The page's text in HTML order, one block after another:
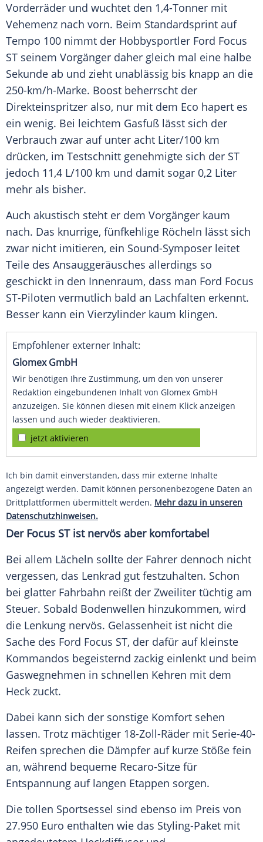
Vorderräder und wuchtet den 1,4-Tonner mit
Vehemenz nach vorn. Beim Standardsprint auf
Tempo 100 nimmt der Hobbysportler Ford Focus
ST seinem Vorgänger daher gleich mal eine halbe
Sekunde ab und zieht unablässig bis knapp an die
250-km/h-Marke. Boost beherrscht der
Direkteinspritzer also, nur mit dem Eco hapert es
ein wenig. Bei leichtem Gasfuß lässt sich der
Verbrauch zwar auf unter acht Liter/100 km
drücken, im Testschnitt genehmigte sich der ST
jedoch 11,4 L/100 km und damit sogar 0,2 Liter
mehr als bisher.
Auch akustisch steht er dem Vorgänger kaum
nach. Das knurrige, fünfkehlige Röcheln lässt sich
zwar nicht imitieren, ein Sound-Symposer leitet
Teile des Ansauggeräusches allerdings so
geschickt in den Innenraum, dass man Ford Focus
ST-Piloten vermutlich bald an Lachfalten erkennt.
Besser kann ein Vierzylinder kaum klingen.
Empfohlener externer Inhalt:
Glomex GmbH
Wir benötigen Ihre Zustimmung, um den von unserer
Redaktion eingebundenen Inhalt von Glomex GmbH
anzuzeigen. Sie können diesen mit einem Klick anzeigen
lassen und auch wieder deaktivieren.
jetzt aktivieren
Ich bin damit einverstanden, dass mir externe Inhalte
angezeigt werden. Damit können personenbezogene Daten an
Drittplattformen übermittelt werden. Mehr dazu in unseren
Datenschutzhinweisen.
Der Focus ST ist nervös aber komfortabel
Bei allem Lächeln sollte der Fahrer dennoch nicht
vergessen, das Lenkrad gut festzuhalten. Schon
bei glatter Fahrbahn reißt der Zweiliter tüchtig am
Steuer. Sobald Bodenwellen hinzukommen, wird
die Lenkung nervös. Gelassenheit ist nicht die
Sache des Ford Focus ST, der dafür auf kleinste
Kommandos begeisternd zackig einlenkt und beim
Gaswegnehmen in schnellen Kehren mit dem
Heck zuckt.
Dabei kann sich der sonstige Komfort sehen
lassen. Trotz mächtiger 18-Zoll-Räder mit Serie-40-
Reifen sprechen die Dämpfer auf kurze Stöße fein
an, während bequeme Recaro-Sitze für
Entspannung auf langen Etappen sorgen.
Die tollen Sportsessel sind ebenso im Preis von
27.950 Euro enthalten wie das Styling-Paket mit